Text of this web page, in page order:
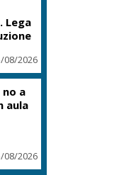
Lega
08/2026
a
aula
08/2026